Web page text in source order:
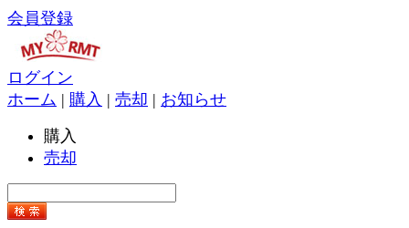
会員登録
ログイン
ホーム | 購入 | 売却 | お知らせ
購入
売却